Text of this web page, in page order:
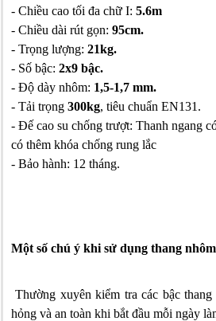
- Chiều cao tối đa chữ I: 5.6m
- Chiều dài rút gọn: 95cm.
- Trọng lượng: 21kg.
- Số bậc: 2x9 bậc.
- Độ dày nhôm: 1,5-1,7 mm.
- Tải trọng 300kg, tiêu chuẩn EN131.
- Đế cao su chống trượt: Thanh ngang
có thêm khóa chống rung lắc
- Bảo hành: 12 tháng.
Một số chú ý khi sử dụng thang
Thường xuyên kiểm tra các bậc
hỏng và an toàn khi bắt đầu mỗi ngày